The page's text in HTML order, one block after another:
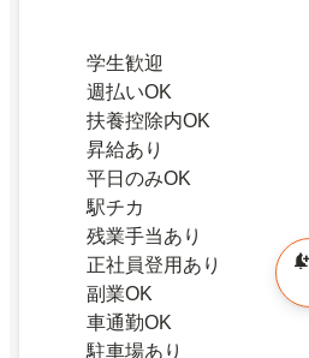
学生歓迎
週払いOK
扶養控除内OK
昇給あり
平日のみOK
駅チカ
残業手当あり
正社員登用あり
副業OK
車通勤OK
駐車場あり